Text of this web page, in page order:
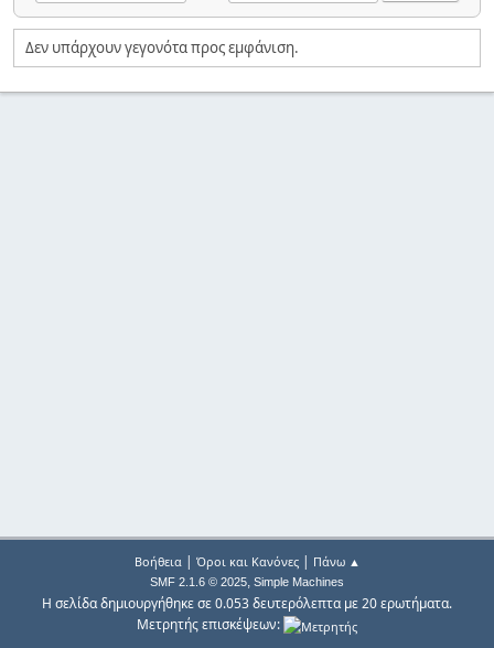
Δεν υπάρχουν γεγονότα προς εμφάνιση.
Βοήθεια| Όροι και Κανόνες| Πάνω ▲
SMF 2.1.6 © 2025, Simple Machines
Η σελίδα δημιουργήθηκε σε 0.053 δευτερόλεπτα με 20 ερωτήματα.
Μετρητής επισκέψεων: